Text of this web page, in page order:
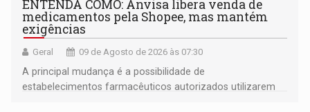
ENTENDA COMO: Anvisa libera venda de
medicamentos pela Shopee, mas mantém
exigências
Geral 09 de Agosto de 2026 às 07:30
A principal mudança é a possibilidade de
estabelecimentos farmacêuticos autorizados utilizarem